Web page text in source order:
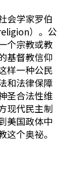
会学家罗伯
）。公
个宗教或教
基督教信仰
样一种公民
和法律保障
圣合法性维
现代民主制
美国政体中
个奥祕。